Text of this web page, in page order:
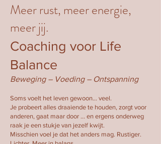
Meer rust, meer energie,
meer jij.
Coaching voor Life
Balance
Beweging – Voeding – Ontspanning
Soms voelt het leven gewoon… veel.
Je probeert alles draaiende te houden, zorgt voor
anderen, gaat maar door ... en ergens onderweg
raak je een stukje van jezelf kwijt.
Misschien voel je dat het anders mag. Rustiger.